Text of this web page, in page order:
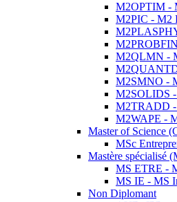
M2OPTIM -
M2PIC - M2
M2QLMN -
M2SMNO -
M2SOLIDS -
M2TRADD -
M2WAPE -
Master of Science
MSc
Mastère spécialisé
MS ETRE -
MS IE - MS
Non Diplomant